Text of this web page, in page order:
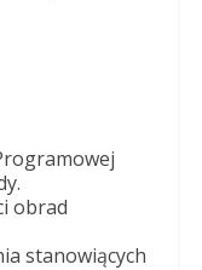
obrad
stanowiących